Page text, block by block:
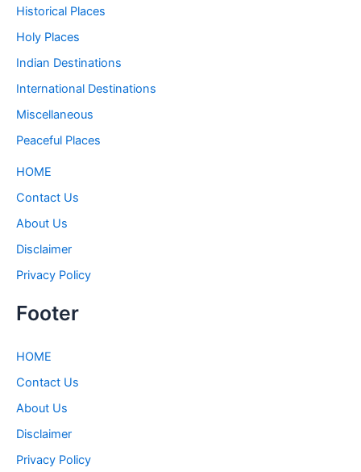
Historical Places
Holy Places
Indian Destinations
International Destinations
Miscellaneous
Peaceful Places
HOME
Contact Us
About Us
Disclaimer
Privacy Policy
Footer
HOME
Contact Us
About Us
Disclaimer
Privacy Policy